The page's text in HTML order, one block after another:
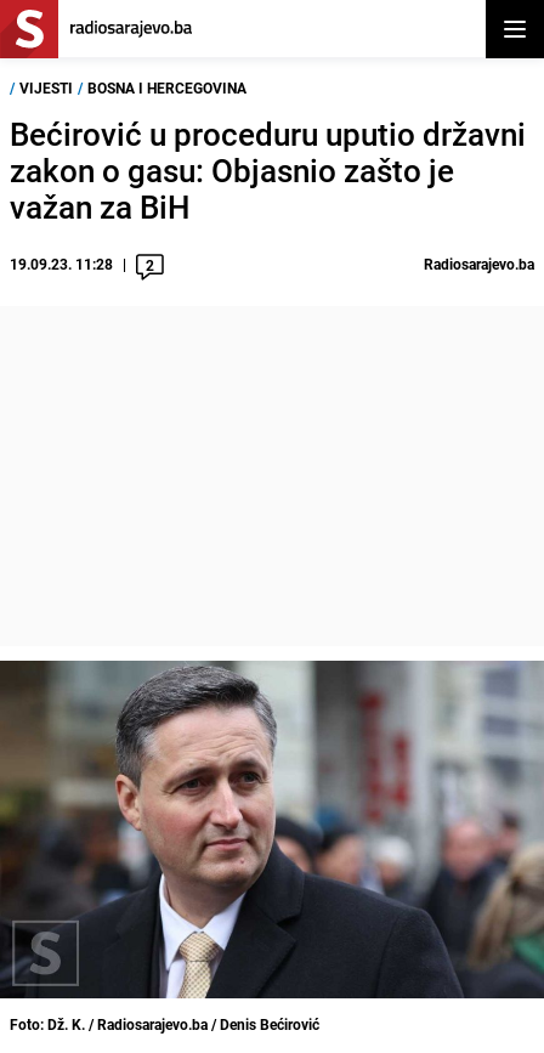
/ VIJESTI / BOSNA I HERCEGOVINA
Bećirović u proceduru uputio državni
zakon o gasu: Objasnio zašto je
važan za BiH
19.09.23. 11:28 2 Radiosarajevo.ba
Foto: Dž. K. / Radiosarajevo.ba / Denis Bećirović